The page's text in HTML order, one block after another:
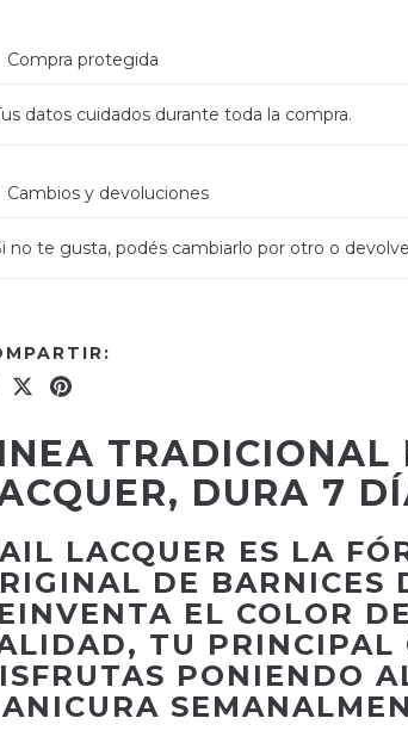
Compra protegida
datos cuidados durante toda la compra.
Cambios y devoluciones
no te gusta, podés cambiarlo por otro o
TRADICIONAL
DURA 7
LACQUER ES LA
DE BARNICES
EL COLOR
TU PRINCIPAL
PONIENDO